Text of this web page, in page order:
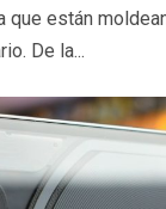
que están
De la...